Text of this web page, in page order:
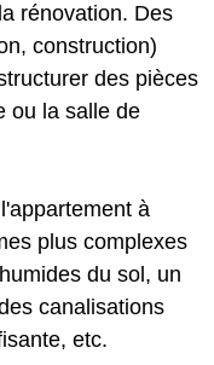
rénovation. Des
construction)
des pièces
ou la salle de
à
plus complexes
du sol, un
canalisations
etc.